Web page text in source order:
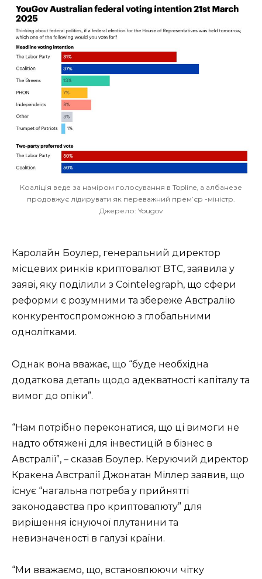
Коаліція веде за наміром голосування в Topline, а албанезе
продовжує лідирувати як переважний прем’єр -міністр.
Джерело: Yougov
Каролайн Боулер, генеральний директор
місцевих ринків криптовалют BTC, заявила у
заяві, яку поділили з Cointelegraph, що сфери
реформи є розумними та збереже Австралію
конкурентоспроможною з глобальними
однолітками.
Однак вона вважає, що “буде необхідна
додаткова деталь щодо адекватності капіталу та
вимог до опіки”.
“Нам потрібно переконатися, що ці вимоги не
надто обтяжені для інвестицій в бізнес в
Австралії”, – сказав Боулер. Керуючий директор
Кракена Австралії Джонатан Міллер заявив, що
існує “нагальна потреба у прийнятті
законодавства про криптовалюту” для
вирішення існуючої плутанини та
невизначеності в галузі країни.
“Ми вважаємо, що, встановлюючи чітку